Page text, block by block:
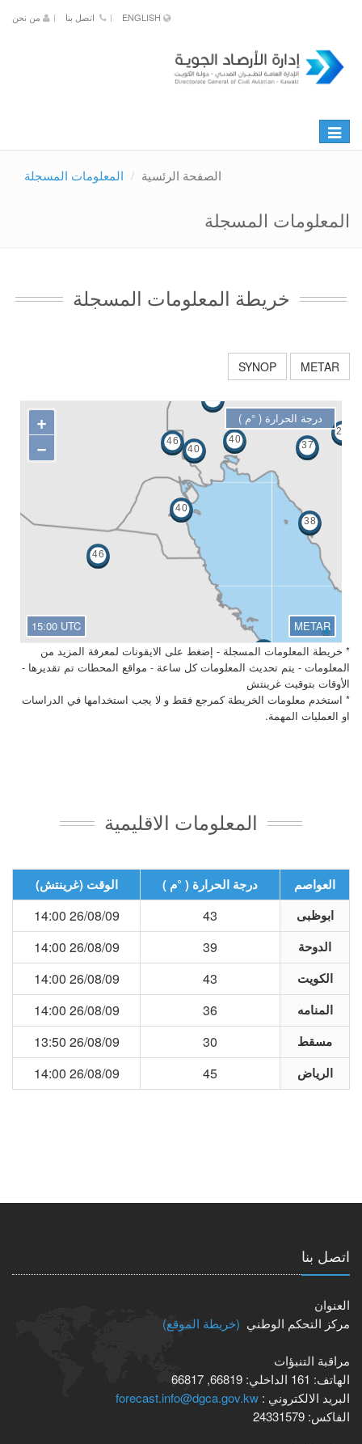
اتصل بنا من نحن
Toggle
الصفحة الرئسية
المعلومات المسجلة
المعلومات المسجلة
خريطة المعلومات المسجلة
+
−
درجة الحرارة ( °م )
15:00 UTC
METAR
* خريطة المعلومات المسجلة - إضغط على الايقونات لمعرفة المزيد من
المعلومات - يتم تحديث المعلومات كل ساعة - مواقع المحطات تم تقديرها -
الأوقات بتوقيت غرينتش
* استخدم معلومات الخريطة كمرجع فقط و لا يجب استخدامها في الدراسات
او العمليات المهمة.
المعلومات الاقليمية
العواصم درجة الحرارة ( °م )
الوقت (غرينتش)
ابوظبى
43
26/08/09 14:00
الدوحة 39
26/08/09 14:00
الكويت 43
26/08/09 14:00
المنامه 36
26/08/09 14:00
مسقط 30
26/08/09 13:50
الرياض 45
26/08/09 14:00
اتصل بنا
العنوان
مركز التحكم الوطني (خريطة الموقع)
مراقبة التنبؤات
الهاتف:
الداخلي:
البريد الالكتروني : forecast.info@dgca.gov.kw
الفاكس: